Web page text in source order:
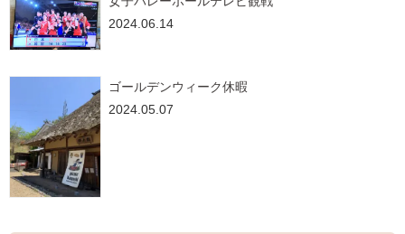
2024.06.14
ゴールデンウィーク休暇
2024.05.07